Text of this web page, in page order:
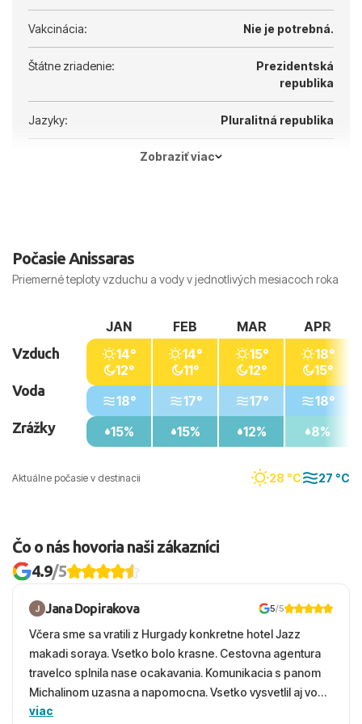
Vakcinácia: Nie je potrebná.
Štátne zriadenie:
Prezidentská
republika
Jazyky: Pluralitná republika
Zobraziť viac
Počasie Anissaras
Priemerné teploty vzduchu a vody v jednotlivých mesiacoch roka
Aktuálne počasie v destinacii 28 °C 27 °C
Vzduch
Voda
Zrážky
JAN
14°
12°
18°
15%
FEB
14°
11°
17°
15%
MAR
15°
12°
17°
12%
APR
18°
15°
18°
8%
Čo o nás hovoria naši zákazníci
4.9/5
Jana Dopirakova 5/5
Včera sme sa vratili z Hurgady konkretne hotel Jazz
makadi soraya. Vsetko bolo krasne. Cestovna agentura
travelco splnila nase ocakavania. Komunikacia s panom
Michalinom uzasna a napomocna. Vsetko vysvetlil aj vo
vecernych hodinach zaco sa ospravedlnujem. Hotel
viac